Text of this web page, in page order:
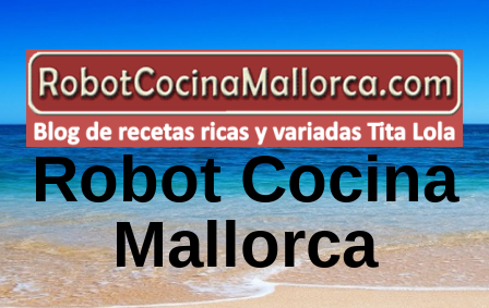
contenido
Robot Cocina
Mallorca